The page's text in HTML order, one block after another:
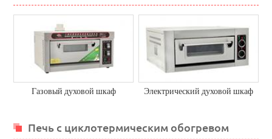
Газовый духовой шкаф Электрический духовой шкаф
Печь с циклотермическим обогревом